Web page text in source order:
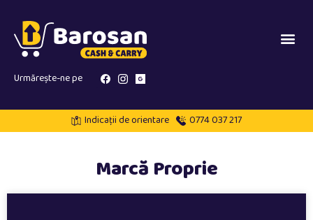
Urmărește-ne pe
Indicații de orientare 0774 037 217
Marcă Proprie